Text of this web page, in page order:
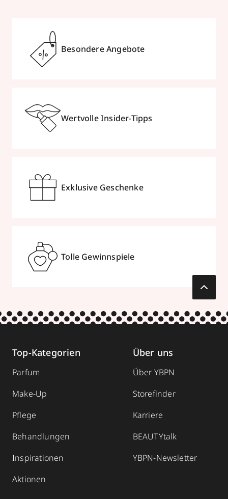
Besondere Angebote
Wertvolle Insider-Tipps
Exklusive Geschenke
Tolle Gewinnspiele
Top-Kategorien
Parfum
Make-Up
Pflege
Behandlungen
Inspirationen
Aktionen
Über uns
Über YBPN
Storefinder
Karriere
BEAUTYtalk
YBPN-Newsletter